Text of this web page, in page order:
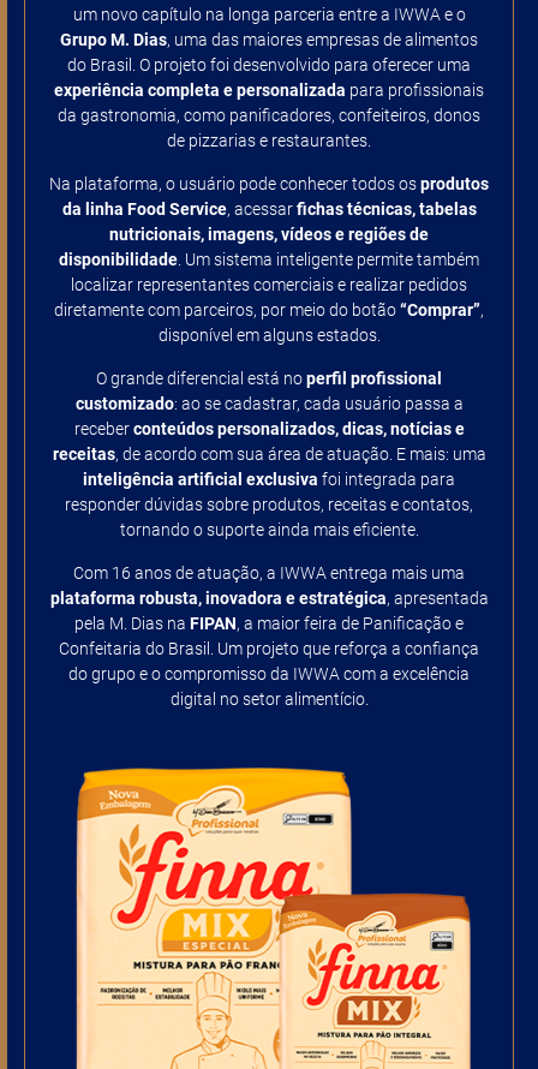
um novo capítulo na longa parceria entre a IWWA e o
Grupo M. Dias, uma das maiores empresas de alimentos
do Brasil. O projeto foi desenvolvido para oferecer uma
experiência completa e personalizada para profissionais
da gastronomia, como panificadores, confeiteiros, donos
de pizzarias e restaurantes.
Na plataforma, o usuário pode conhecer todos osprodutos
da linha Food Service, acessarfichas técnicas, tabelas
nutricionais, imagens, vídeos e regiões de
disponibilidade . Um sistema inteligente permite também
localizar representantes comerciais e realizar pedidos
diretamente com parceiros, por meio do botão“Comprar”,
disponível em alguns estados.
O grande diferencial está noperfil profissional
customizado: ao se cadastrar, cada usuário passa a
receberconteúdos personalizados, dicas, notícias e
receitas, de acordo com sua área de atuação. E mais: uma
inteligência artificial exclusiva foi integrada para
responder dúvidas sobre produtos, receitas e contatos,
tornando o suporte ainda mais eficiente.
Com 16 anos de atuação, a IWWA entrega mais uma
plataforma robusta, inovadora e estratégica, apresentada
pela M. Dias na FIPAN, a maior feira de Panificação e
Confeitaria do Brasil. Um projeto que reforça a confiança
do grupo e o compromisso da IWWA com a excelência
digital no setor alimentício.